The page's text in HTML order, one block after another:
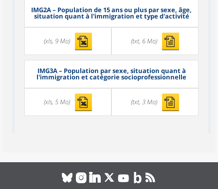
IMG2A– Population de 15 ans ou plus par sexe, âge,
situation quant à l'immigration et type d'activité
(xls, 9 Mo) (txt, 6 Mo)
IMG3A– Population par sexe, situation quant à
l'immigration et catégorie socioprofessionnelle
(xls, 5 Mo) (txt, 3 Mo)